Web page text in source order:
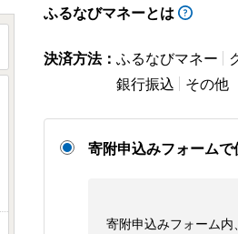
ふるなびマネーとは
決済方法： ふるなびマネー
銀行振込
その他
寄附申込みフォーム
寄附申込みフォーム内